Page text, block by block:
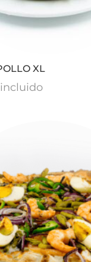
XL
incluido